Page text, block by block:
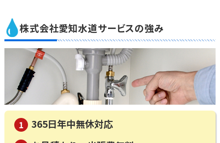
株式会社愛知水道サービスの強み
365日年中無休対応